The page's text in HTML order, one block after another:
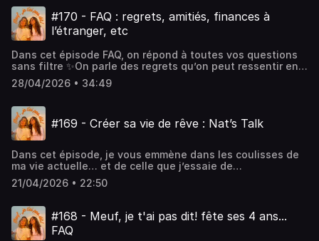
:
@NataliaOliviaPtkhttps://www.youtube.com/
#170 - FAQ : regrets, amitiés, finances à
l’étranger, etc
Dans cet épisode FAQ, on répond à toutes vos questions
sans filtre ✨On parle des regrets qu’on peut ressentir en
vivant à l’étranger, de l’évolution de nos amitiés, de la
réalité de nos finances en expatriation… et de tout ce
Instagram : @meufjetaipasdit @letycja_k
@natalia.ptkhttps://www.instagram.com/
: @meufjetaipasdit @letycja_k
:
@NataliaOliviaPtkhttps://www.youtube.com/
28/04/2026 • 34:49
#169 - Créer sa vie de rêve : Nat’s Talk
Dans cet épisode, je vous emmène dans les coulisses de
ma vie actuelle… et de celle que j’essaie de
construire!Nat🧡Retrouvez-nous sur Instagram :
@meufjetaipasdit @letycja_k
: @meufjetaipasdit @letycja_k
@natalia.ptkhttps://www.tiktok.com/@letycja_khttps://
:
21/04/2026 • 22:50
#168 - Meuf, je t'ai pas dit! fête ses 4 ans...
FAQ